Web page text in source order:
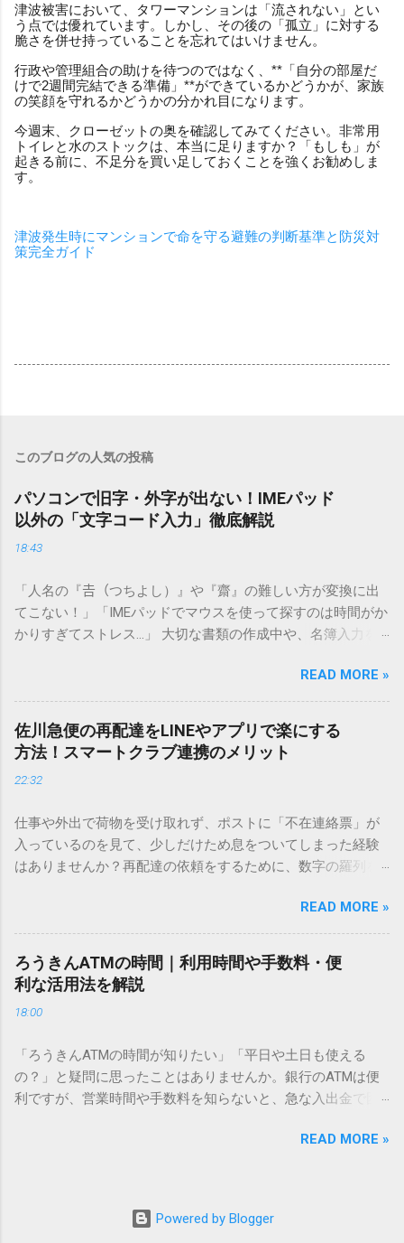
津波被害において、タワーマンションは「流されない」とい
う点では優れています。しかし、その後の「孤立」に対する
脆さを併せ持っていることを忘れてはいけません。
行政や管理組合の助けを待つのではなく、**「自分の部屋だ
けで2週間完結できる準備」**ができているかどうかが、家族
の笑顔を守れるかどうかの分かれ目になります。
今週末、クローゼットの奥を確認してみてください。非常用
トイレと水のストックは、本当に足りますか？「もしも」が
起きる前に、不足分を買い足しておくことを強くお勧めしま
す。
津波発生時にマンションで命を守る避難の判断基準と防災対
策完全ガイド
このブログの人気の投稿
パソコンで旧字・外字が出ない！IMEパッド
以外の「文字コード入力」徹底解説
18:43
「人名の『𠮷（つちよし）』や『齋』の難しい方が変換に出
てこない！」「IMEパッドでマウスを使って探すのは時間がか
かりすぎてストレス…」 大切な書類の作成中や、名簿入力を
てしまいますよね。多くの人が「IMEパッド（手書き入力）」
を使いますが、実はマウスで一画ずつ書くのは非効率です
し、似た漢字が多すぎて結局見つからないことも少なくあり
ません。 そこで今回は、IMEパッドを使わずに、特定のコー
ドを打ち込むだけで一瞬で旧字や外字、特殊記号を呼び出す
「文字コード入力」のテクニックを詳しく解説します。 この
必要はありません。 1. なぜ「変換」しても旧字・外字が出て
こないのか？ そもそも、なぜ普通の変換で出てこない漢字が
あるのでしょうか。その理由は、パソコンが文字を認識する
は、JIS規格（日本産業規格）によって「第1水準」「第2水
準」といった形で整理されています。しかし、人名や地名に
使われる非常に古い漢字（旧字）や、特定の組織だけで作ら
れた「外字」は、この一般的な変換リストに含まれていない
ン上のすべての文字には、いわば「住所」のような番号が割
り振られています。変換候補に出ない文字でも、この住所
（コード）を直接指定すれば、確実に呼び出すことができる
のです。 2. Windows標準機能！文字コードで漢字を出す「16
進数入力」 最も汎用性が高く、特別なソフトも不要なのが
20BB7）」を把握する。 入力モードを「半角」にする（※重
READ MORE »
佐川急便の再配達をLINEやアプリで楽にする
方法！スマートクラブ連携のメリット
22:32
仕事や外出で荷物を受け取れず、ポストに「不在連絡票」が
入っているのを見て、少しだけため息をついてしまった経験
はありませんか？再配達の依頼をするために、数字の羅列を
ことに申し訳なさを感じたりすることもあるかもしれませ
ん。 「もっとスムーズに、自分のタイミングで受け取りた
い」 「わざわざ電話をかけずに、スマホ一つで完結させた
い」 そんな願いを叶えてくれるのが、佐川急便の会員制サー
ビス「スマートクラブ」と、LINEや公式アプリの連携です。
これらを活用するだけで、再配達のストレスは驚くほど軽く
受け取り術と、連携による具体的なメリットを徹底解説しま
す。 佐川急便の再配達が劇的に変わる「スマートクラブ」と
は？ まず押さえておきたいのが、佐川急便の個人向け無料会
況をリアルタイムで管理するための基盤となるサービスで
が飛躍的に向上しています。登録を済ませておくだけで、荷
READ MORE »
ろうきんATMの時間｜利用時間や手数料・便
利な活用法を解説
18:00
「ろうきんATMの時間が知りたい」「平日や土日も使える
の？」と疑問に思ったことはありませんか。銀行のATMは便
利ですが、営業時間や手数料を知らないと、急な入出金で困
ATM営業時間や利用の注意点、便利な活用法 を詳しく解説し
です。 1-1. 店舗内ATM 平日：9:00〜17:00 土曜・日曜・祝
日：休止（※一部店舗では土曜日のみ利用可能） 店舗内ATM
READ MORE »
Powered by Blogger